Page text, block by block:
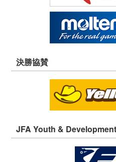
決勝協賛
JFA Youth &